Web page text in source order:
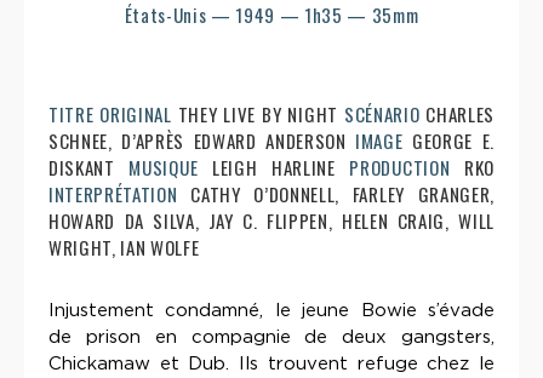
États-Unis — 1949 — 1h35 — 35mm
TITRE ORIGINAL THEY LIVE BY NIGHT SCÉNARIO CHARLES
SCHNEE, D’APRÈS EDWARD ANDERSON IMAGE GEORGE E.
DISKANT MUSIQUE LEIGH HARLINE PRODUCTION RKO
INTERPRÉTATION CATHY O’DONNELL, FARLEY GRANGER,
HOWARD DA SILVA, JAY C. FLIPPEN, HELEN CRAIG, WILL
WRIGHT, IAN WOLFE
Injustement condamné, le jeune Bowie s’évade
de prison en compagnie de deux gangsters,
Chickamaw et Dub. Ils trouvent refuge chez le